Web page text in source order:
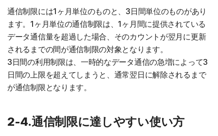
通信制限には1ヶ月単位のものと、3日間単位のものがあり
ます。1ヶ月単位の通信制限は、1ヶ月間に提供されている
データ通信量を超過した場合、そのカウントが翌月に更新
されるまでの間が通信制限の対象となります。
3日間の利用制限は、一時的なデータ通信の急増によって3
日間の上限を超えてしまうと、通常翌日に解除されるまで
が通信制限となります。
2-4.通信制限に達しやすい使い方